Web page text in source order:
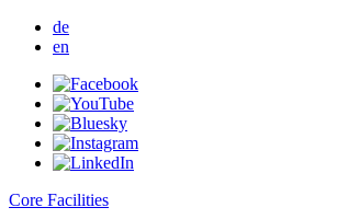
de
en
Core Facilities